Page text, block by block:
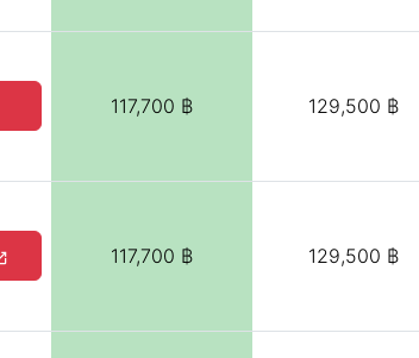
117,700 ฿ 129,500 ฿
117,700 ฿ 129,500 ฿